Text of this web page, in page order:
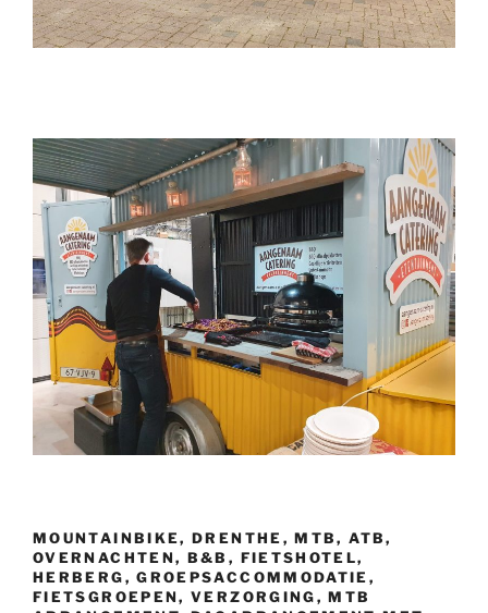
MOUNTAINBIKE, DRENTHE, MTB, ATB,
OVERNACHTEN, B&B, FIETSHOTEL,
HERBERG, GROEPSACCOMMODATIE,
FIETSGROEPEN, VERZORGING, MTB